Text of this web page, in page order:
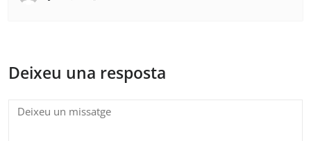
Deixeu una resposta